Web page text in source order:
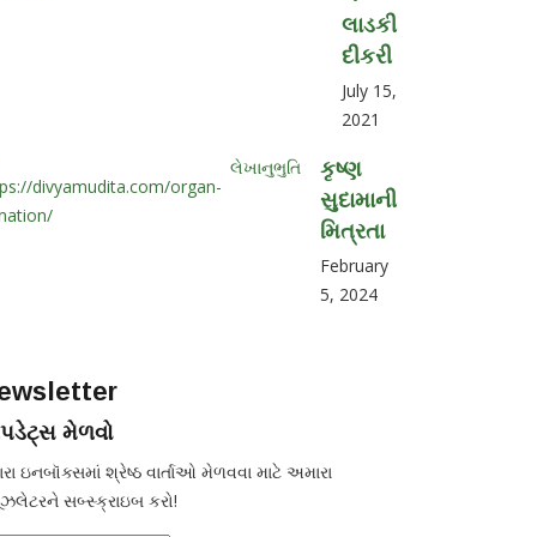
લાડકી
દીકરી
July 15,
2021
લેખાનુભુતિ
કૃષ્ણ
સુદામાની
મિત્રતા
February
5, 2024
મેળવો
ઇનબૉક્સમાં શ્રેષ્ઠ વાર્તાઓ મેળવવા માટે અમારા
સબ્સ્ક્રાઇબ કરો!